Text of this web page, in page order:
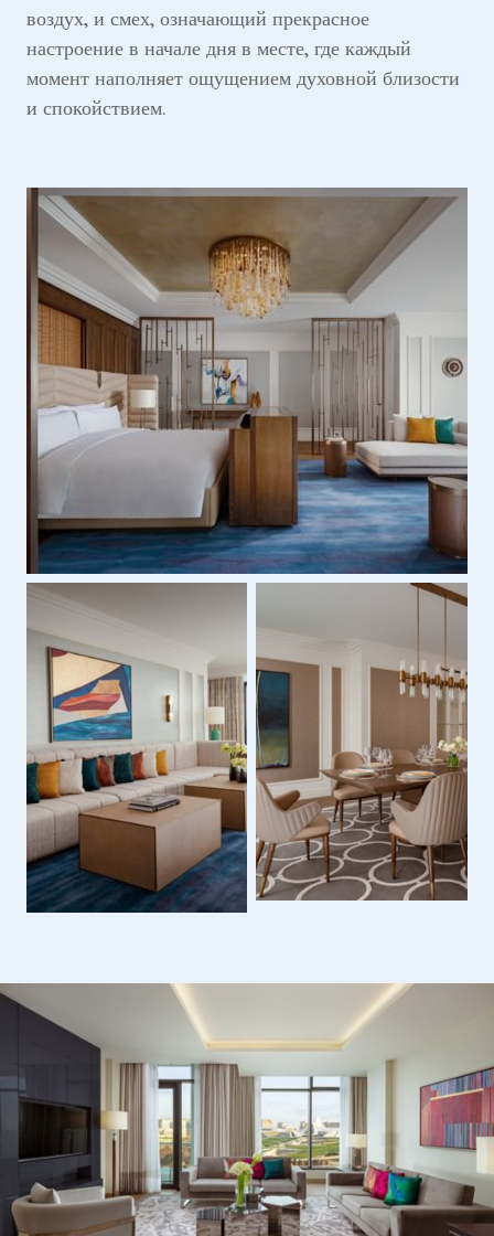
воздух, и смех, означающий прекрасное
настроение в начале дня в месте, где каждый
момент наполняет ощущением духовной близости
и спокойствием.